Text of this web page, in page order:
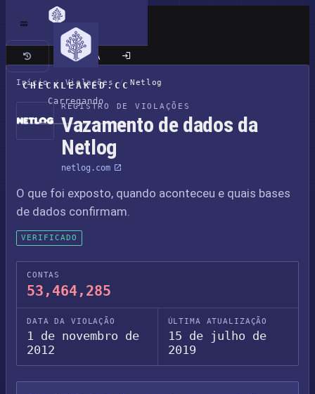
CHECKLEAKED.CC
Carregando
Site clássico
Início / Violações / Netlog
REGISTRO DE VIOLAÇÕES
Vazamento de dados da
Netlog
netlog.com
O que foi exposto, quando aconteceu e quais bases
de dados confirmam.
VERIFICADO
CONTAS
53,464,285
DATA DA VIOLAÇÃO
1 de novembro de
2012
ÚLTIMA ATUALIZAÇÃO
15 de julho de
2019